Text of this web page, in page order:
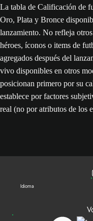
La tabla de Calificación de
Oro, Plata y Bronce
lanzamiento. No refleja
héroes, íconos o items de
agregados después del
vivo disponibles en otros
posicionan primero por su
establece por factores
real (no por atributos de los
Idioma